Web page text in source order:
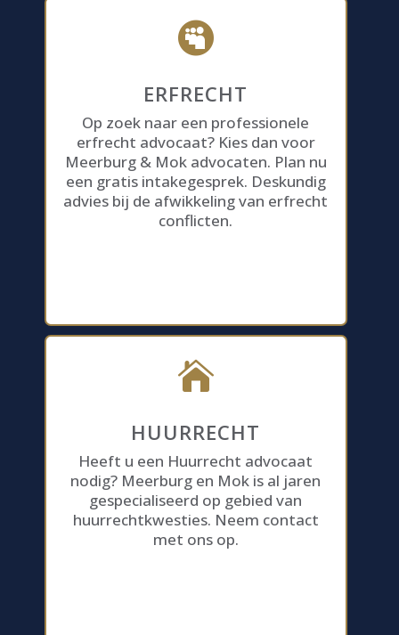

ERFRECHT
Op zoek naar een professionele
erfrecht advocaat? Kies dan voor
Meerburg & Mok advocaten. Plan nu
een gratis intakegesprek. Deskundig
advies bij de afwikkeling van erfrecht
conflicten.

HUURRECHT
Heeft u een Huurrecht advocaat
nodig? Meerburg en Mok is al jaren
gespecialiseerd op gebied van
huurrechtkwesties. Neem contact
met ons op.